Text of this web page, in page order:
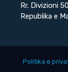
Rr. Divizioni
Republika e
Politika e